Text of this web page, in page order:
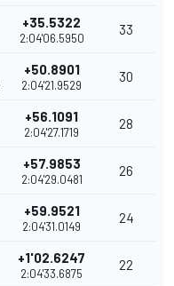
+35.5322
2:04'06.5950
33
+50.8901
2:04'21.9529
30
+56.1091
2:04'27.1719
28
+57.9853
2:04'29.0481
26
+59.9521
2:04'31.0149
24
+1'02.6247
2:04'33.6875
22